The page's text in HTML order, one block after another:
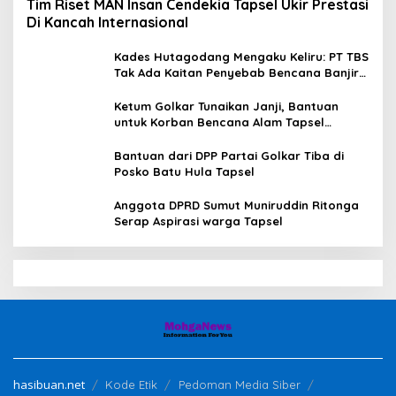
Tim Riset MAN Insan Cendekia Tapsel Ukir Prestasi
Di Kancah Internasional
Kades Hutagodang Mengaku Keliru: PT TBS
Tak Ada Kaitan Penyebab Bencana Banjir
Ketum Golkar Tunaikan Janji, Bantuan
untuk Korban Bencana Alam Tapsel
Bantuan dari DPP Partai Golkar Tiba di
Posko Batu Hula Tapsel
Anggota DPRD Sumut Muniruddin Ritonga
Serap Aspirasi warga Tapsel
hasibuan.net Kode Etik
Pedoman Media Siber